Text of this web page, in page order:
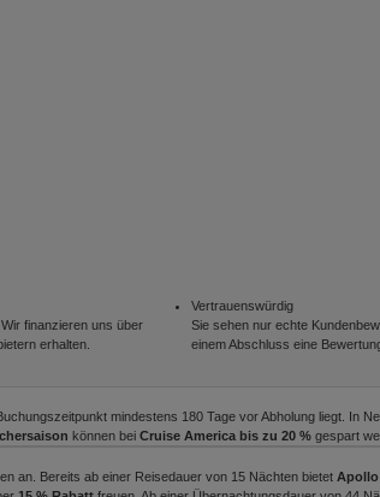
finanzieren uns über
erhalten.
Vertrauenswürdig
Sie sehen nur echte
einem Abschluss eine
mindestens 180 Tage vor Abholung liegt. In
können bei Cruise America bis zu 20 % gespart
an. Bereits ab einer Reisedauer von 15 Nächten bietet